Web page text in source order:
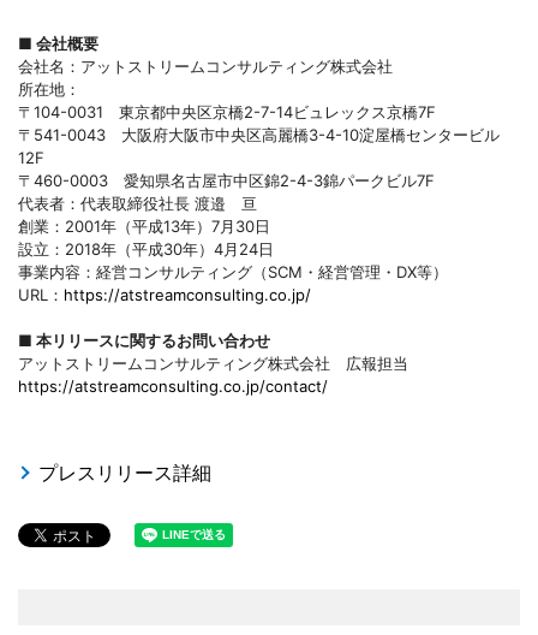
■ 会社概要
会社名：アットストリームコンサルティング株式会社
所在地：
〒104-0031 東京都中央区京橋2-7-14ビュレックス京橋7F
〒541-0043 大阪府大阪市中央区高麗橋3-4-10淀屋橋センタービル
12F
〒460-0003 愛知県名古屋市中区錦2-4-3錦パークビル7F
代表者：代表取締役社長 渡邉 亘
創業：2001年（平成13年）7月30日
設立：2018年（平成30年）4月24日
事業内容：経営コンサルティング（SCM・経営管理・DX等）
URL： https://atstreamconsulting.co.jp/
■ 本リリースに関するお問い合わせ
アットストリームコンサルティング株式会社 広報担当
https://atstreamconsulting.co.jp/contact/
プレスリリース詳細